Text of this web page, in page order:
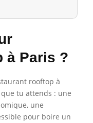
à Paris ?
rooftop à
tu attends : une
une
pour boire un